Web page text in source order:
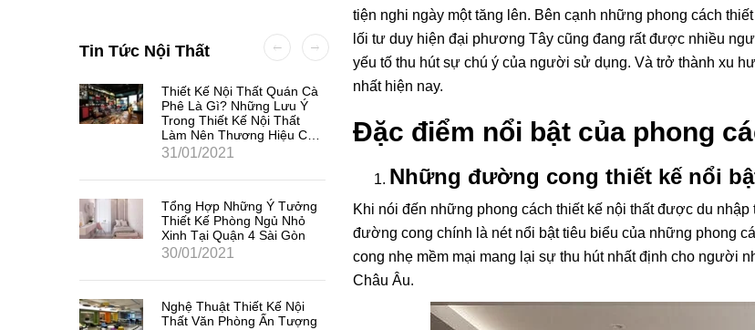
tiện nghi ngày một tăng lên. Bên cạnh những phong cách
lối tư duy hiện đại phương Tây cũng đang rất được nhiều
yếu tố thu hút sự chú ý của người sử dụng. Và trở thành xu
nhất hiện nay.
Đặc điểm nổi bật của phong
Những đường cong thiết kế nổi
Khi nói đến những phong cách thiết kế nội thất được du
đường cong chính là nét nổi bật tiêu biểu của những phong
cong nhẹ mềm mại mang lại sự thu hút nhất định cho người
Châu Âu.
Tin Tức Nội Thất
Thiết Kế Nội Thất Quán Cà
Phê Là Gì? Những Lưu Ý
Trong Thiết Kế Nội Thất
Làm Nên Thương Hiệu Các
Quán Cà Phê Tại Quận 3
31/01/2021
Tổng Hợp Những Ý Tưởng
Thiết Kế Phòng Ngủ Nhỏ
Xinh Tại Quận 4 Sài Gòn
30/01/2021
Nghệ Thuật Thiết Kế Nội
Thất Văn Phòng Ấn Tượng
Nội Thất Cơ Bản Là Gì?
Gồm Những Gì?
21/01/2021
Trong
Làm
Quán
Sài Gòn.
Tổng
Thiết
Xinh
30/01/
Nghệ